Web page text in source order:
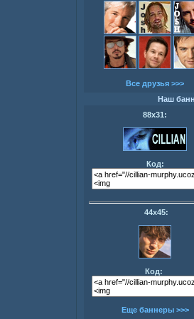
Все друзья >>>
Наш
88х31:
Код:
44х45:
Код:
Еще баннеры >>>